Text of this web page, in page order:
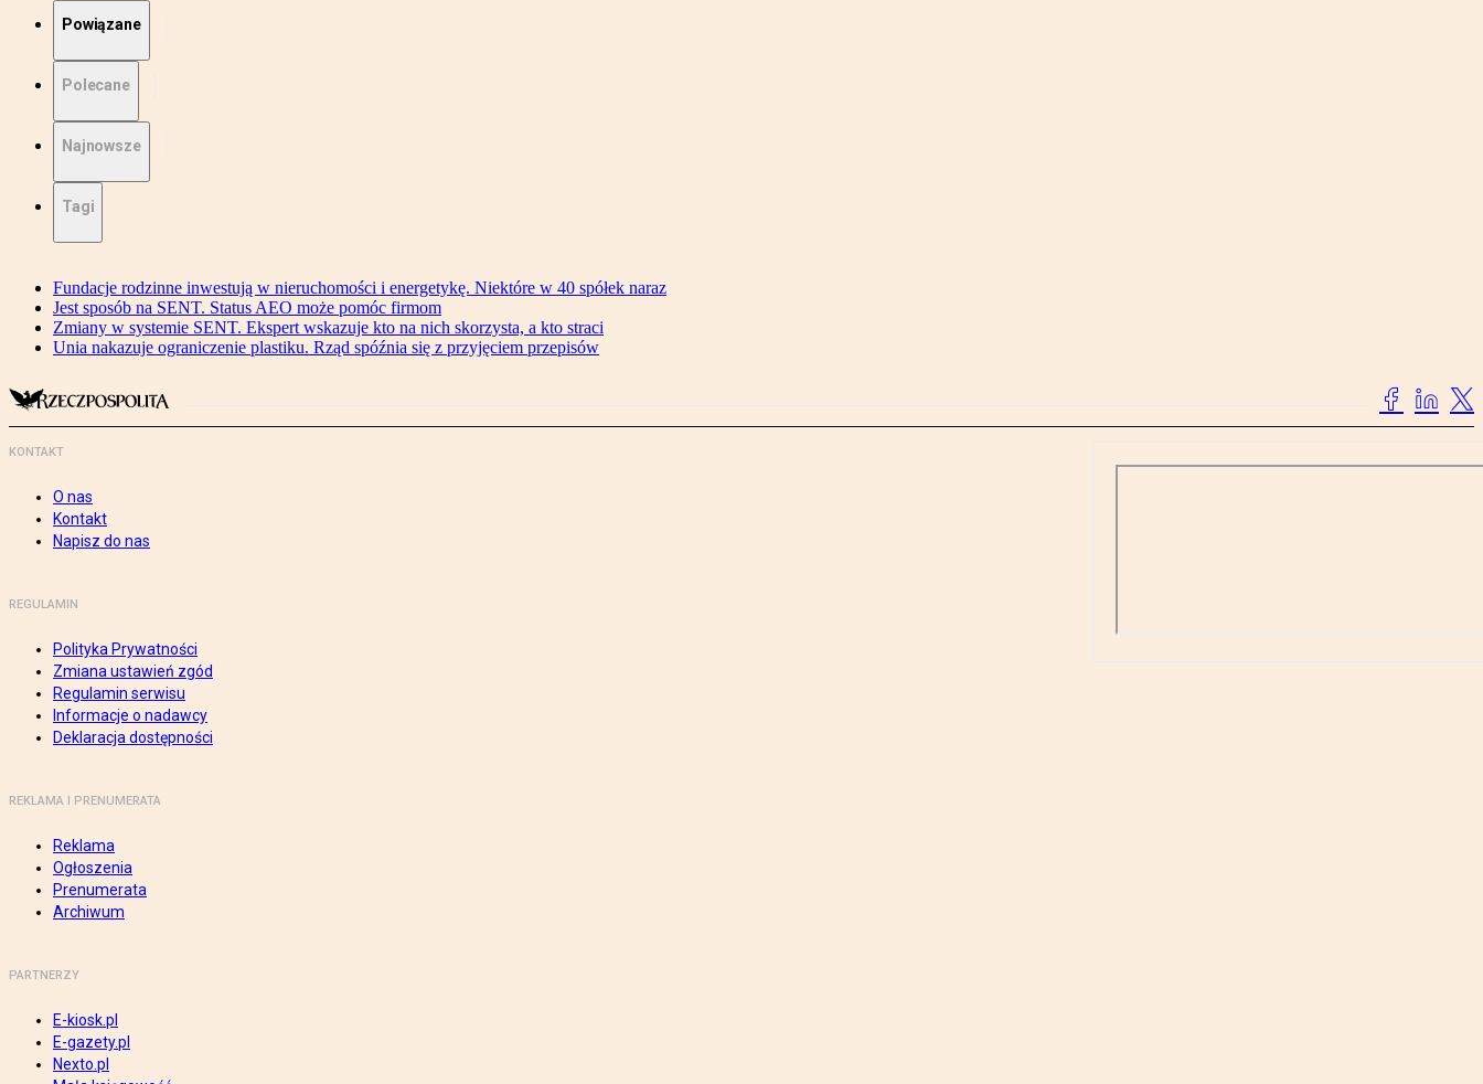
Powiązane
Polecane
Najnowsze
Tagi
Fundacje rodzinne inwestują w nieruchomości i energetykę. Niektóre w 40 spółek naraz
Jest sposób na SENT. Status AEO może pomóc firmom
Zmiany w systemie SENT. Ekspert wskazuje kto na nich skorzysta, a kto straci
Unia nakazuje ograniczenie plastiku. Rząd spóźnia się z przyjęciem przepisów
KONTAKT
O nas
Kontakt
Napisz do nas
REGULAMIN
Polityka Prywatności
Zmiana ustawień zgód
Regulamin serwisu
Informacje o nadawcy
Deklaracja dostępności
REKLAMA I PRENUMERATA
Reklama
Ogłoszenia
Prenumerata
Archiwum
PARTNERZY
E-kiosk.pl
E-gazety.pl
Nexto.pl